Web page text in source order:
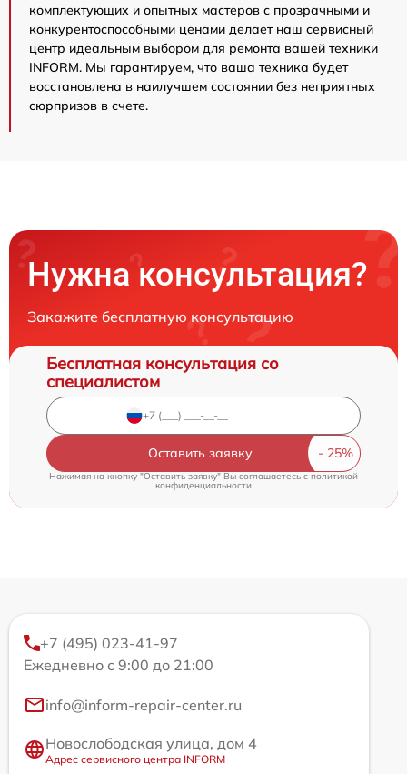
комплектующих и опытных мастеров с прозрачными и
конкурентоспособными ценами делает наш сервисный
центр идеальным выбором для ремонта вашей техники
INFORM. Мы гарантируем, что ваша техника будет
восстановлена в наилучшем состоянии без неприятных
сюрпризов в счете.
Нужна консультация?
Закажите бесплатную консультацию
Бесплатная консультация со
специалистом
Оставить заявку
Нажимая на кнопку "Оставить заявку" Вы соглашаетесь cполитикой
конфиденциальности
+7 (495) 023-41-97
Ежедневно с 9:00 до 21:00
info@inform-repair-center.ru
Новослободская улица, дом 4
Адрес сервисного центра INFORM